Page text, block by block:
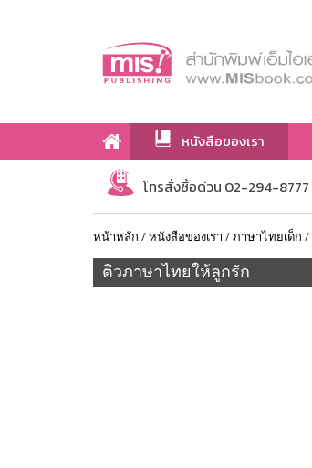
หนังสือของเรา
เกี่ยวกับเรา
โทรสั่งซื้อด่วน 02-294-8777
หน้าหลัก /หนังสือของเรา /ภาษาไทยเด็ก /
ติวภาษาไทยให้ลูกรัก